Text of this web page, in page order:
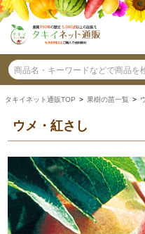
タキイネット通販TOP > 果樹の苗一覧 >
ウメ・紅さし